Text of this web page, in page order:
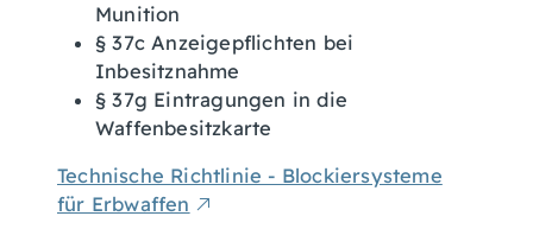
Munition
§ 37c Anzeigepflichten bei
Inbesitznahme
§ 37g Eintragungen in die
Waffenbesitzkarte
Technische Richtlinie - Blockiersysteme
für Erbwaffen